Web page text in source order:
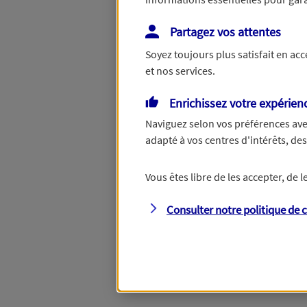
Répondez à quelques
vous aider à choisir les
Savez-vous de
vous avez besoin ?
Partagez vos attentes
Soyez toujours plus satisfait en
et nos services.
Enrichissez votre
Naviguez selon vos préférences
adapté à vos centres d'intérêts,
Vous êtes libre de les accepter,
Consulter notre politique de